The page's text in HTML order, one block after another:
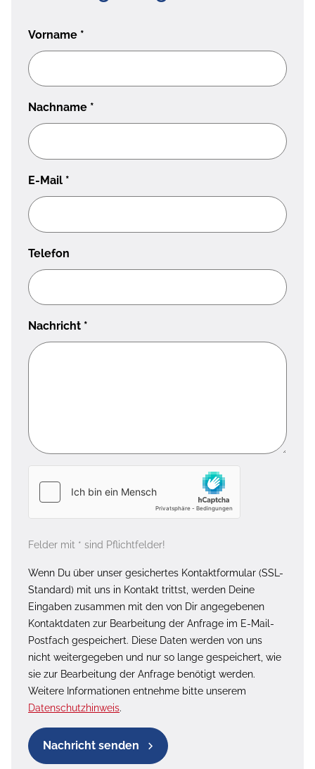
Vorname *
Nachname *
E-Mail *
Telefon
Nachricht *
Felder mit * sind Pflichtfelder!
Wenn Du über unser gesichertes Kontaktformular (SSL-
Standard) mit uns in Kontakt trittst, werden Deine
Eingaben zusammen mit den von Dir angegebenen
Kontaktdaten zur Bearbeitung der Anfrage im E-Mail-
Postfach gespeichert. Diese Daten werden von uns
nicht weitergegeben und nur so lange gespeichert, wie
sie zur Bearbeitung der Anfrage benötigt werden.
Weitere Informationen entnehme bitte unserem
Datenschutzhinweis.
Nachricht senden